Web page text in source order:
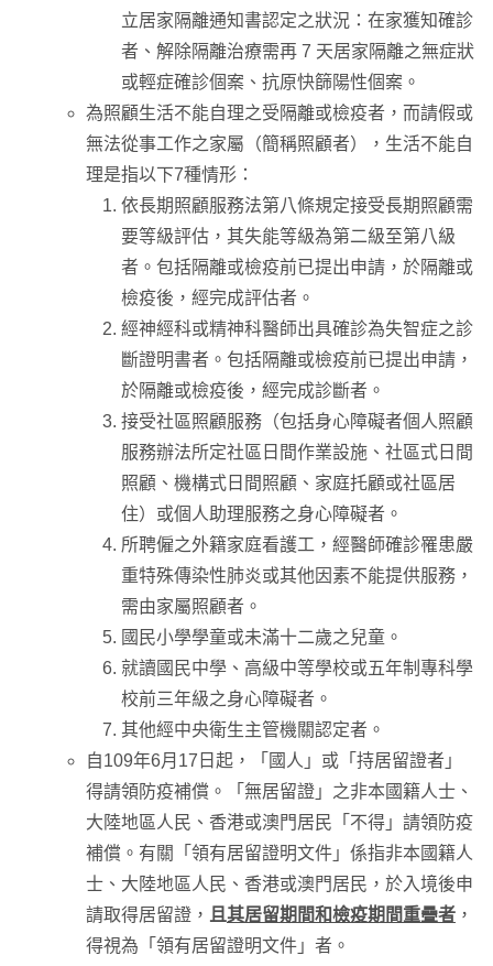
立居家隔離通知書認定之狀況：在家獲知確診
者、解除隔離治療需再 7 天居家隔離之無症狀
或輕症確診個案、抗原快篩陽性個案。
為照顧生活不能自理之受隔離或檢疫者，而請假或
無法從事工作之家屬（簡稱照顧者），生活不能自
理是指以下7種情形：
依長期照顧服務法第八條規定接受長期照顧需
要等級評估，其失能等級為第二級至第八級
者。包括隔離或檢疫前已提出申請，於隔離或
檢疫後，經完成評估者。
經神經科或精神科醫師出具確診為失智症之診
斷證明書者。包括隔離或檢疫前已提出申請，
於隔離或檢疫後，經完成診斷者。
接受社區照顧服務（包括身心障礙者個人照顧
服務辦法所定社區日間作業設施、社區式日間
照顧、機構式日間照顧、家庭托顧或社區居
住）或個人助理服務之身心障礙者。
所聘僱之外籍家庭看護工，經醫師確診罹患嚴
重特殊傳染性肺炎或其他因素不能提供服務，
需由家屬照顧者。
國民小學學童或未滿十二歲之兒童。
就讀國民中學、高級中等學校或五年制專科學
校前三年級之身心障礙者。
其他經中央衛生主管機關認定者。
自109年6月17日起，「國人」或「持居留證者」
得請領防疫補償。「無居留證」之非本國籍人士、
大陸地區人民、香港或澳門居民「不得」請領防疫
補償。有關「領有居留證明文件」係指非本國籍人
士、大陸地區人民、香港或澳門居民，於入境後申
請取得居留證，
且 其居留期間和檢疫期間重疊者 ，
得視為「領有居留證明文件」者。